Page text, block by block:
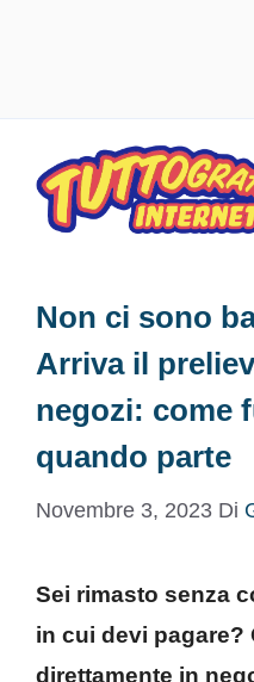
contenuto
Non ci sono
Arriva il
negozi: come
quando parte
Novembre 3, 2023 Di
Sei rimasto senza
in cui devi pagare?
direttamente in